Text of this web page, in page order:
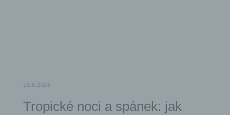
Tropické noci a spánek: jak
10.6.2026